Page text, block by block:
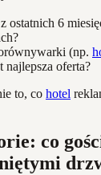
z ostatnich 6
(np.
najlepsza oferta?
to, co hotel
co